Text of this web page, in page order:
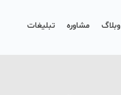
وبلاگ مشاوره تبلیغات